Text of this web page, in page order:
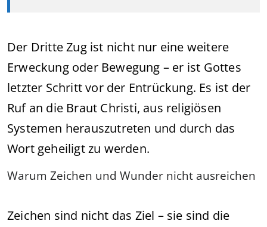
Der Dritte Zug ist nicht nur eine weitere
Erweckung oder Bewegung – er ist Gottes
letzter Schritt vor der Entrückung. Es ist der
Ruf an die Braut Christi, aus religiösen
Systemen herauszutreten und durch das
Wort geheiligt zu werden.
Warum Zeichen und Wunder nicht ausreichen
Zeichen sind nicht das Ziel – sie sind die